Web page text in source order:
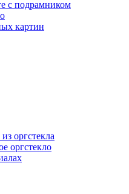
с подрамником
картин
оргстекла
оргстекло